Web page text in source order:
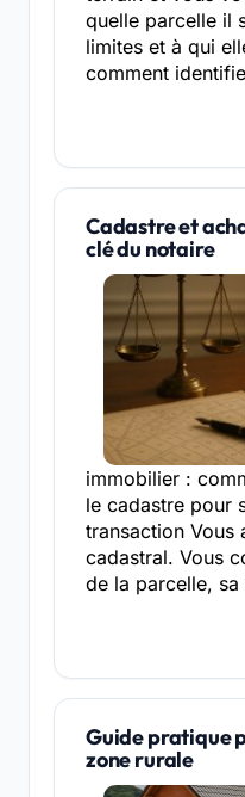
quelle parcelle il
limites et à qui
comment
Cadastre et
clé du notaire
immobilier :
le cadastre pour
transaction Vous
cadastral. Vous
de la parcelle,
Guide pratique
zone rurale